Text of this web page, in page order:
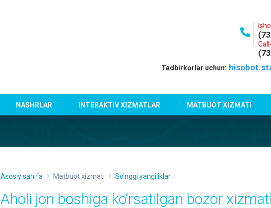
Tadbirkorlar uchun:
NASHRLAR INTERAKTIV XIZMATLAR MATBUOT XIZMATI
Asosiy sahifa Matbuot xizmati So'nggi yangiliklar
Aholi jon boshiga ko‘rsatilgan bozor